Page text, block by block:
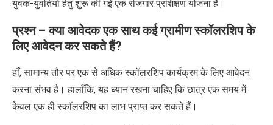
युवक-युवतियों हेतु शुरू की गई एक रोजगार प्रशिक्षण योजना है।
प्रश्न – क्या आवेदक एक साथ कई ग्रामीण स्कॉलरशिप के
लिए आवेदन कर सकते हैं?
हाँ, सामान्य तौर पर एक से अधिक स्कॉलरशिप कार्यक्रम के लिए आवेदन
करना संभव है। हालाँकि, यह ध्यान रखना चाहिए कि छात्र एक समय में
केवल एक ही स्कॉलरशिप का लाभ प्राप्त कर सकते हैं।